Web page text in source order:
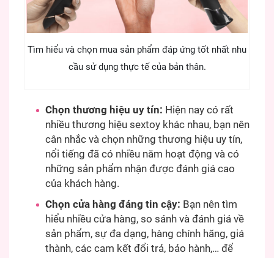
Tìm hiểu và chọn mua sản phẩm đáp ứng tốt nhất nhu
cầu sử dụng thực tế của bản thân.
Chọn thương hiệu uy tín: Hiện nay có rất
nhiều thương hiệu sextoy khác nhau, bạn nên
cân nhắc và chọn những thương hiệu uy tín,
nổi tiếng đã có nhiều năm hoạt động và có
những sản phẩm nhận được đánh giá cao
của khách hàng.
Chọn cửa hàng đáng tin cậy: Bạn nên tìm
hiểu nhiều cửa hàng, so sánh và đánh giá về
sản phẩm, sự đa dạng, hàng chính hãng, giá
thành, các cam kết đổi trả, bảo hành,… để